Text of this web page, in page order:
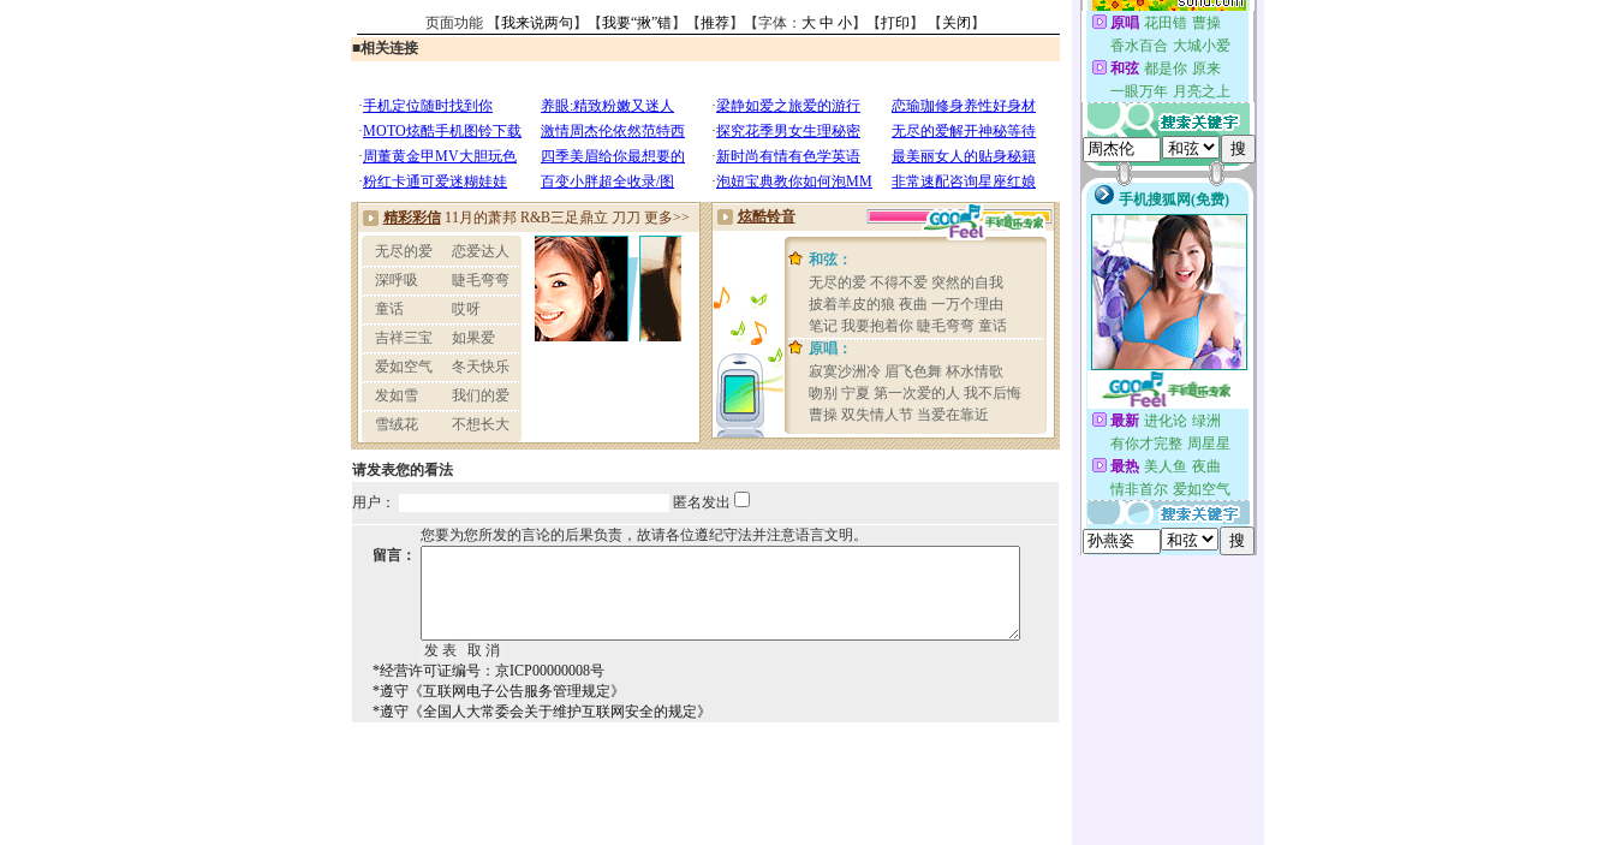
页面功能 【我来说两句 】【我要“揪”错】【推荐】【字体： 大 中 小】【打印 】 【 关闭 】
■相关连接
请发表您的看法
用户：
匿名发出
您要为您所发的言论的后果负责，故请各位遵纪守法并注意语言文明。
留言：
*经营许可证编号：京ICP00000008号
*遵守《互联网电子公告服务管理规定》
*遵守《全国人大常委会关于维护互联网安全的规定》